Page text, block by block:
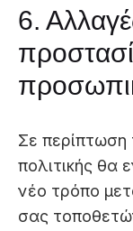
6.
Σε περίπτωση
πολιτικής θα
νέο τρόπο
σας